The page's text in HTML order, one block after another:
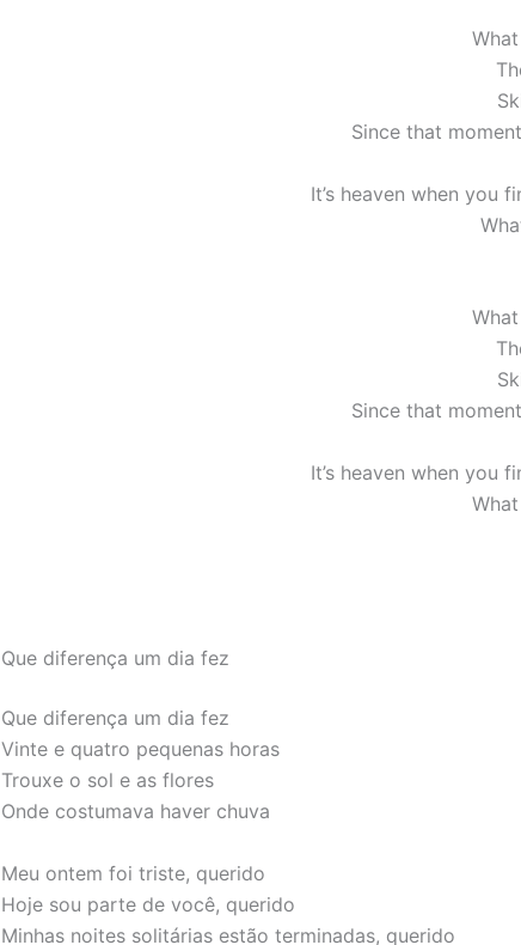
Since that
It’s heaven when you
Since that
It’s heaven when you
Que diferença um dia fez
Que diferença um dia fez
Vinte e quatro pequenas horas
Trouxe o sol e as flores
Onde costumava haver chuva
Meu ontem foi triste, querido
Hoje sou parte de você, querido
Minhas noites solitárias estão terminadas, querido